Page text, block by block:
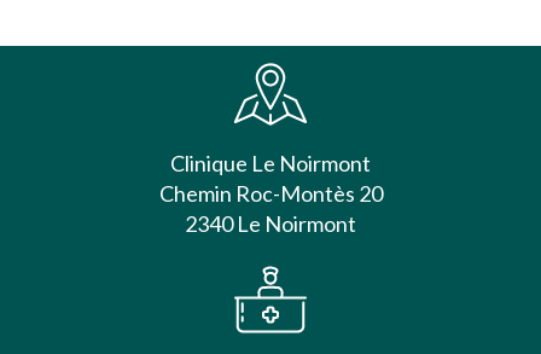
Clinique Le Noirmont
Chemin Roc-Montès 20
2340 Le Noirmont